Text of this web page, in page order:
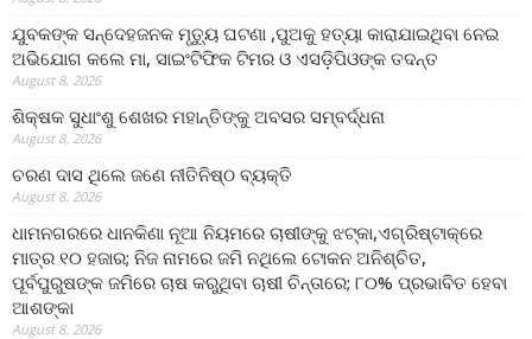
ଯୁବକଙ୍କ ସନ୍ଦେହଜନକ ମୃତ୍ୟୁ ଘଟଣା ,ପୁଅକୁ ହତ୍ୟା କାରାଯାଇଥିବା ନେଇ
ଅଭିଯୋଗ କଲେ ମା, ସାଇଂଟିଫିକ ଟିମର ଓ ଏସଡ଼ିପିଓଙ୍କ ତଦନ୍ତ
August 8, 2026
ଶିକ୍ଷକ ସୁଧାଂଶୁ ଶେଖର ମହାନ୍ତିଙ୍କୁ ଅବସର ସମ୍ବର୍ଦ୍ଧନା
August 8, 2026
ଚରଣ ଦାସ ଥିଲେ ଜଣେ ନୀତିନିଷ୍ଠ ବ୍ୟକ୍ତି
August 8, 2026
ଧାମନଗରରେ ଧାନକିଣା ନୂଆ ନିୟମରେ ଚାଷୀଙ୍କୁ ଝଟ୍‌କା,ଏଗ୍ରିଷ୍ଟାକ୍‌ରେ
ମାତ୍ର ୧୦ ହଜାର; ନିଜ ନାମରେ ଜମି ନଥିଲେ ଟୋକନ ଅନିଶ୍ଚିତ,
ପୂର୍ବପୁରୁଷଙ୍କ ଜମିରେ ଚାଷ କରୁଥିବା ଚାଷୀ ଚିନ୍ତାରେ; ୮୦% ପ୍ରଭାବିତ ହେବା
ଆଶଙ୍କା
August 8, 2026